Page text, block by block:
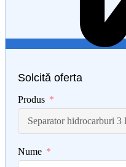
Solcită oferta
Produs
Nume